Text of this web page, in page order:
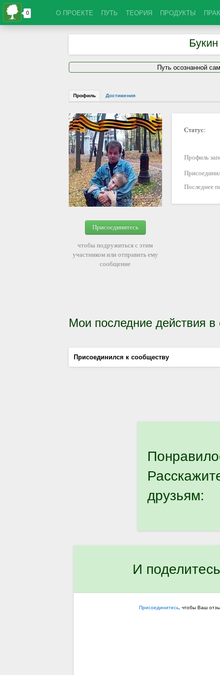
О ПРОЕКТЕ ПУТЬ ТЕОРИЯ ПРОДУКТЫ
Путь осознанной
Профиль Достижения
Присоединитесь
чтобы подружиться с этим
участником или отправить ему
сообщение
Статус:
Профиль
Последнее
Мои последние действия
Присоединился к сообществу
друзьям:
И
Присоединитесь , чтобы Ваш